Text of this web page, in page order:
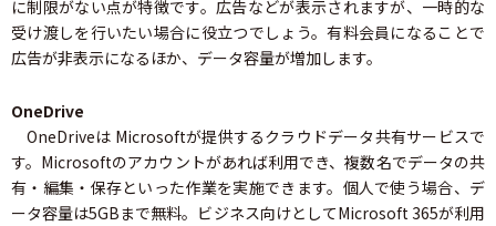
に制限がない点が特徴です。広告などが表示されますが、一時的な
受け渡しを行いたい場合に役立つでしょう。有料会員になることで
広告が非表示になるほか、データ容量が増加します。
OneDrive
OneDriveは Microsoftが提供するクラウドデータ共有サービスで
す。Microsoftのアカウントがあれば利用でき、複数名でデータの共
有・編集・保存といった作業を実施できます。個人で使う場合、デ
ータ容量は5GBまで無料。ビジネス向けとしてMicrosoft 365が利用